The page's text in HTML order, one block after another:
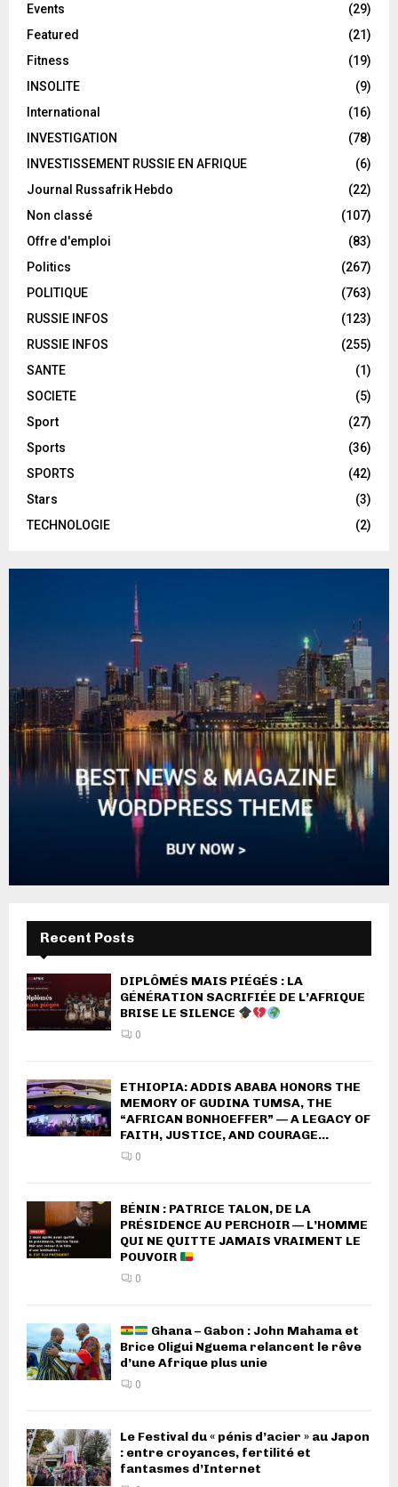
Events
(29)
Featured
(21)
Fitness
(19)
INSOLITE
(9)
International
(16)
INVESTIGATION
(78)
INVESTISSEMENT RUSSIE EN AFRIQUE
(6)
Journal Russafrik Hebdo
(22)
Non classé
(107)
Offre d'emploi
(83)
Politics
(267)
POLITIQUE
(763)
RUSSIE INFOS
(123)
RUSSIE INFOS
(255)
SANTE
(1)
SOCIETE
(5)
Sport
(27)
Sports
(36)
SPORTS
(42)
Stars
(3)
TECHNOLOGIE
(2)
Recent Posts
DIPLÔMÉS MAIS PIÉGÉS : LA
GÉNÉRATION SACRIFIÉE DE L’AFRIQUE
BRISE LE SILENCE
0
ETHIOPIA: ADDIS ABABA HONORS THE
MEMORY OF GUDINA TUMSA, THE
“AFRICAN BONHOEFFER” — A LEGACY OF
FAITH, JUSTICE, AND COURAGE...
0
BÉNIN : PATRICE TALON, DE LA
PRÉSIDENCE AU PERCHOIR — L’HOMME
QUI NE QUITTE JAMAIS VRAIMENT LE
POUVOIR
0
Ghana – Gabon : John Mahama et
Brice Oligui Nguema relancent le rêve
d’une Afrique plus unie
0
Le Festival du « pénis d’acier » au Japon
: entre croyances, fertilité et
fantasmes d’Internet